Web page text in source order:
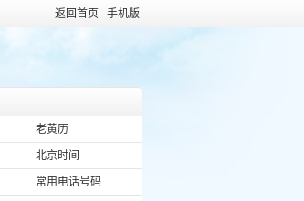
返回首页 手机版
老黄历
北京时间
常用电话号码